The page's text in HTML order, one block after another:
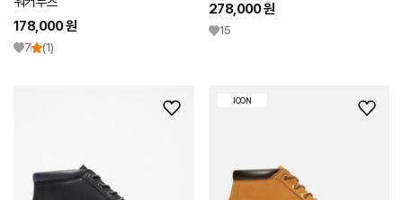
178,000 원
7 (1)
278,000 원
15
위
위
ICON